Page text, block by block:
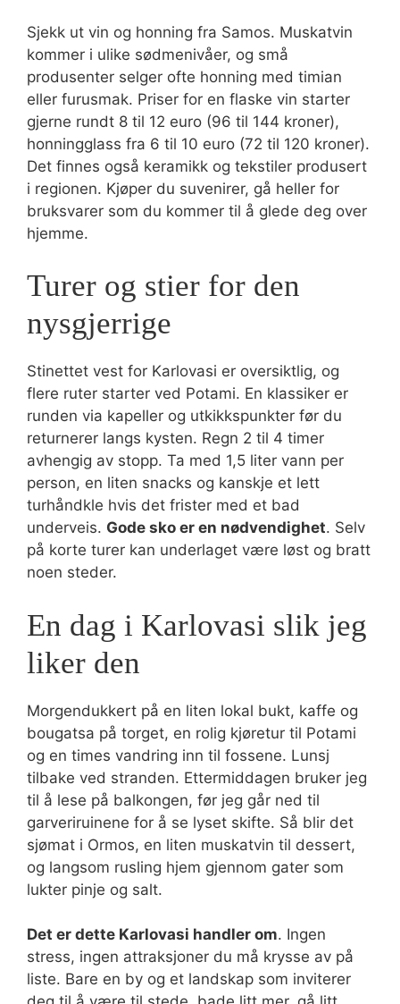
Sjekk ut vin og honning fra Samos. Muskatvin
kommer i ulike sødmenivåer, og små
produsenter selger ofte honning med timian
eller furusmak. Priser for en flaske vin starter
gjerne rundt 8 til 12 euro (96 til 144 kroner),
honningglass fra 6 til 10 euro (72 til 120 kroner).
Det finnes også keramikk og tekstiler produsert
i regionen. Kjøper du suvenirer, gå heller for
bruksvarer som du kommer til å glede deg over
hjemme.
Turer og stier for den
nysgjerrige
Stinettet vest for Karlovasi er oversiktlig, og
flere ruter starter ved Potami. En klassiker er
runden via kapeller og utkikkspunkter før du
returnerer langs kysten. Regn 2 til 4 timer
avhengig av stopp. Ta med 1,5 liter vann per
person, en liten snacks og kanskje et lett
turhåndkle hvis det frister med et bad
underveis. Gode sko er en nødvendighet. Selv
på korte turer kan underlaget være løst og bratt
noen steder.
En dag i Karlovasi slik jeg
liker den
Morgendukkert på en liten lokal bukt, kaffe og
bougatsa på torget, en rolig kjøretur til Potami
og en times vandring inn til fossene. Lunsj
tilbake ved stranden. Ettermiddagen bruker jeg
til å lese på balkongen, før jeg går ned til
garveriruinene for å se lyset skifte. Så blir det
sjømat i Ormos, en liten muskatvin til dessert,
og langsom rusling hjem gjennom gater som
lukter pinje og salt.
Det er dette Karlovasi handler om. Ingen
stress, ingen attraksjoner du må krysse av på
liste. Bare en by og et landskap som inviterer